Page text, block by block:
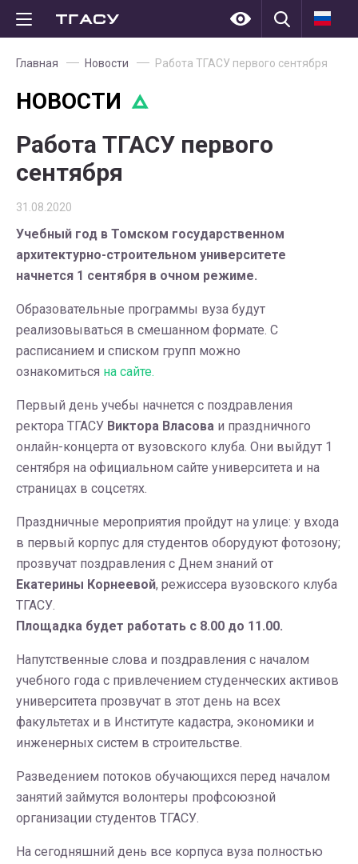
Главная Новости Работа ТГАСУ первого сентября
НОВОСТИ
Работа ТГАСУ первого
сентября
31.08.2020
Учебный год в Томском государственном
архитектурно-строительном университете
начнется 1 сентября в очном режиме.
Образовательные программы вуза будут
реализовываться в смешанном формате. С
расписанием и списком групп можно
ознакомиться на сайте.
Первый день учебы начнется с поздравления
ректора ТГАСУ Виктора Власова и праздничного
онлайн-концерта от вузовского клуба. Они выйдут 1
сентября на официальном сайте университета и на
страницах в соцсетях.
Праздничные мероприятия пройдут на улице: у входа
в первый корпус для студентов оборудуют фотозону;
прозвучат поздравления с Днем знаний от
Екатерины Корнеевой, режиссера вузовского клуба
ТГАСУ.
Площадка будет работать с 8.00 до 11.00.
Напутственные слова и поздравления с началом
учебного года с привлечением студенческих активов
университета прозвучат в этот день на всех
факультетах и в Институте кадастра, экономики и
инженерных систем в строительстве.
Разведением потоков обучающихся перед началом
занятий займутся волонтеры профсоюзной
организации студентов ТГАСУ.
На сегодняшний день все корпуса вуза полностью